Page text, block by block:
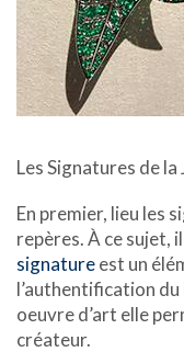
Les Signatures de
En premier, lieu les
repères. À ce sujet,
signatureest un
l’authentification
oeuvre d’art elle
créateur.